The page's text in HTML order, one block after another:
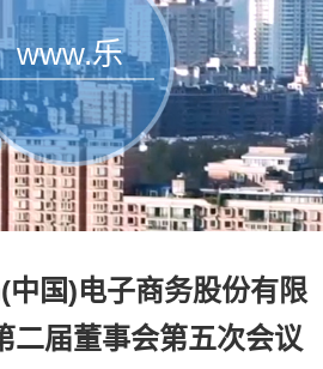
www.乐
鱼.com(中
)公示公告
国)电子商务股份有限
二届董事会第五次会议